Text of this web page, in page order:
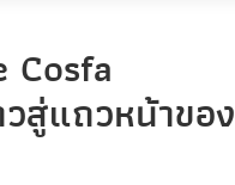
Cosfa
วสู่แถวหน้าของ